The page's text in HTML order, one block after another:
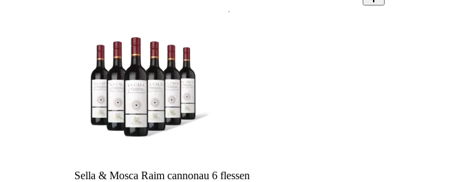
Sella & Mosca Raim cannonau 6 flessen